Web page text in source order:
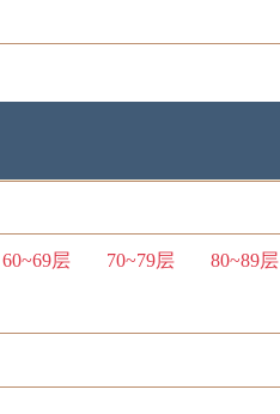
60~69层 70~79层 80~89层